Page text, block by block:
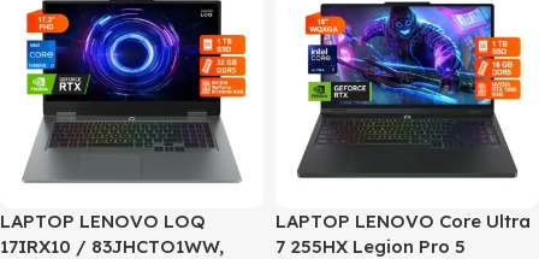
LAPTOP LENOVO LOQ
17IRX10 / 83JHCTO1WW,
LAPTOP LENOVO Core Ultra
7 255HX Legion Pro 5